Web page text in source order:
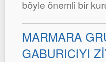
böyle önemli bir
MARMARA
GABURICIYI